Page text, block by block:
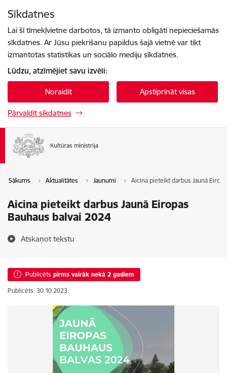
Sīkdatnes
Lai šī tīmekļvietne darbotos, tā izmanto obligāti nepieciešamās
sīkdatnes. Ar Jūsu piekrišanu papildus šajā vietnē var tikt
izmantotas statistikas un sociālo mediju sīkdatnes.
Lūdzu, atzīmējiet savu izvēli:
Noraidīt Apstiprināt visas
Pārvaldīt sīkdatnes
Sākums Aktualitātes Jaunumi Aicina pieteikt darbus Jaunā
Aicina pieteikt darbus Jaunā Eiropas
Bauhaus balvai 2024
Atskaņot tekstu
Publicēts pirms vairāk nekā 2 gadiem
Publicēts: 30.10.2023.